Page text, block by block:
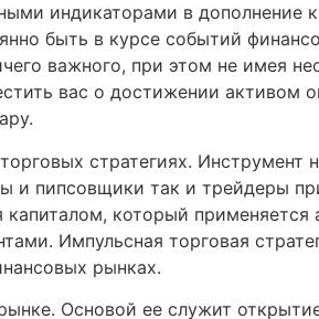
индикаторами в дополнение
быть в курсе событий
важного, при этом не имея
вас о достижении активом
стратегиях. Инструмент
и пипсовщики так и трейдеры
который применяется
Импульсная торговая
рынках.
Основой ее служит